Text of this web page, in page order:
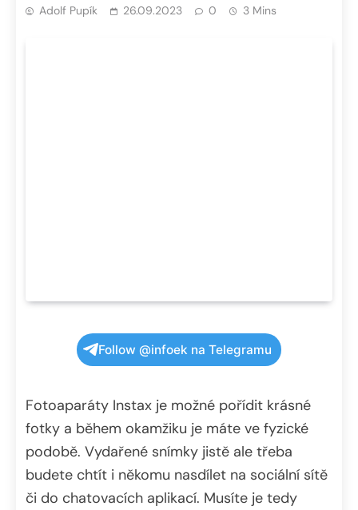
Adolf Pupík 26.09.2023 0 3 Mins
Follow @infoek na Telegramu
Fotoaparáty Instax je možné pořídit krásné
fotky a během okamžiku je máte ve fyzické
podobě. Vydařené snímky jistě ale třeba
budete chtít i někomu nasdílet na sociální sítě
či do chatovacích aplikací. Musíte je tedy